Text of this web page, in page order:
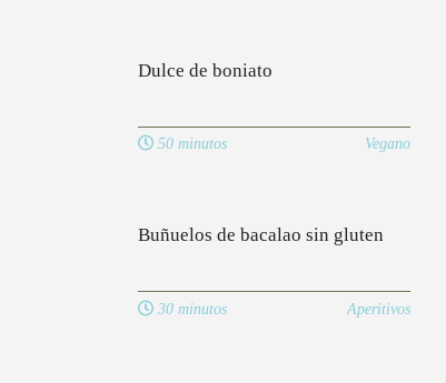
Dulce de boniato
50 minutos Vegano
Buñuelos de bacalao sin gluten
30 minutos Aperitivos